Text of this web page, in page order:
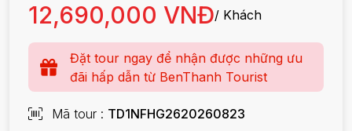
12,690,000 VNĐ/ Khách
Đặt tour ngay để nhận được những ưu
đãi hấp dẫn từ BenThanh Tourist
Mã tour
TD1NFHG2620260823